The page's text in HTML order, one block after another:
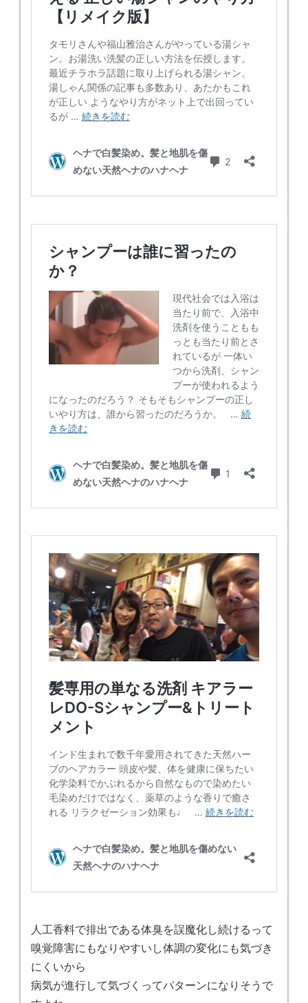
人工香料で排出である体臭を誤魔化し続けるって
嗅覚障害にもなりやすいし体調の変化にも気づき
にくいから
病気が進行して気づくってパターンになりそうで